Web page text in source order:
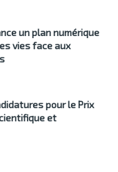
un plan numérique
vies face aux
pour le Prix
et